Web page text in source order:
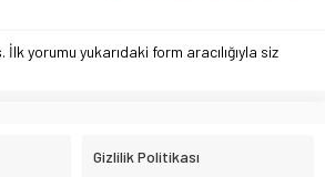
İlk yorumu yukarıdaki form aracılığıyla siz
Gizlilik Politikası